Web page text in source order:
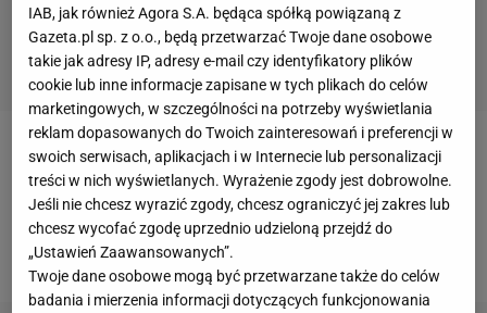
- Nie rozumiem, dlaczego sędziowie rozmawiali
przez cztery minuty i nie podjęli właściwej decyzji. W
ten sposób zostaliśmy wyeliminowani - mówi
Dunga.
IAB, jak również Agora S.A. będąca spółką powiązaną z
Gazeta.pl sp. z o.o., będą przetwarzać Twoje dane osobowe
takie jak adresy IP, adresy e-mail czy identyfikatory plików
cookie lub inne informacje zapisane w tych plikach do celów
marketingowych, w szczególności na potrzeby wyświetlania
reklam dopasowanych do Twoich zainteresowań i preferencji w
swoich serwisach, aplikacjach i w Internecie lub personalizacji
treści w nich wyświetlanych. Wyrażenie zgody jest dobrowolne.
Jeśli nie chcesz wyrazić zgody, chcesz ograniczyć jej zakres lub
chcesz wycofać zgodę uprzednio udzieloną przejdź do
„Ustawień Zaawansowanych”.
Twoje dane osobowe mogą być przetwarzane także do celów
badania i mierzenia informacji dotyczących funkcjonowania